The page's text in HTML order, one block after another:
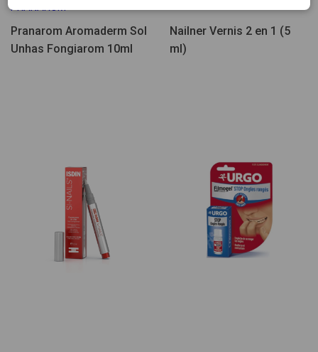
PRANAROM
Pranarom Aromaderm Sol
Unhas Fongiarom 10ml
Nailner Vernis 2 en 1 (5
ml)